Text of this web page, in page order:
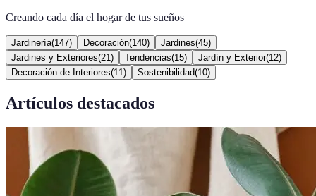
Creando cada día el hogar de tus sueños
Jardinería(147) Decoración(140) Jardines(45)
Jardines y Exteriores(21 ) Tendencias(15) Jardín y Exterior(12)
Decoración de Interiores(11 ) Sostenibilidad(10)
Artículos destacados